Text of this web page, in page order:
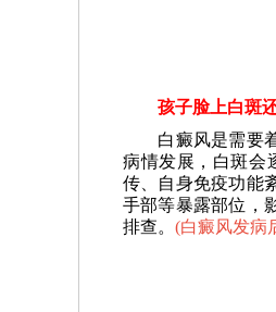
孩子脸上白斑还
白癜风是需要着
病情发展，白斑会
传、自身免疫功能
手部等暴露部位，
排查。 (白癜风发病